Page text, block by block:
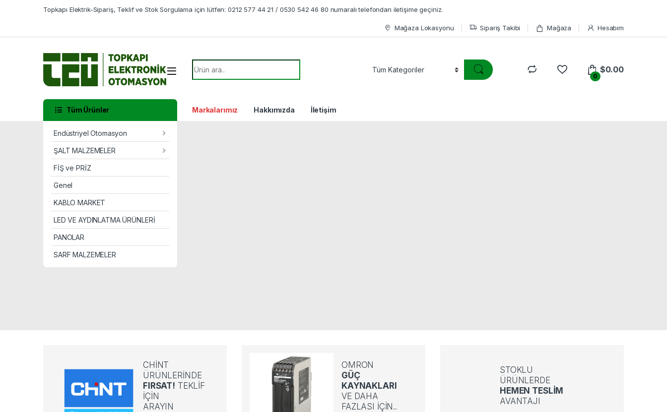
Topkapı Elektrik-Sipariş, Teklif ve Stok Sorgulama için lütfen: 0212 577 44 21 / 0530 542 46 80 numaralı telefondan iletişime geçiniz.
Mağaza Lokasyonu Sipariş Takibi Mağaza Hesabım
Search for:
0
$0.00
Tüm Ürünler
Endüstriyel Otomasyon
ŞALT MALZEMELER
FİŞ ve PRİZ
Genel
KABLO MARKET
LED VE AYDINLATMA ÜRÜNLERİ
PANOLAR
SARF MALZEMELER
Markalarımız Hakkımızda İletişim
CHİNT
ÜRÜNLERİNDE
FIRSAT! TEKLİF
İÇİN
ARAYIN
OMRON
GÜÇ
KAYNAKLARI
VE DAHA
FAZLASI IÇIN..
STOKLU
ÜRÜNLERDE
HEMEN TESLIM
AVANTAJI